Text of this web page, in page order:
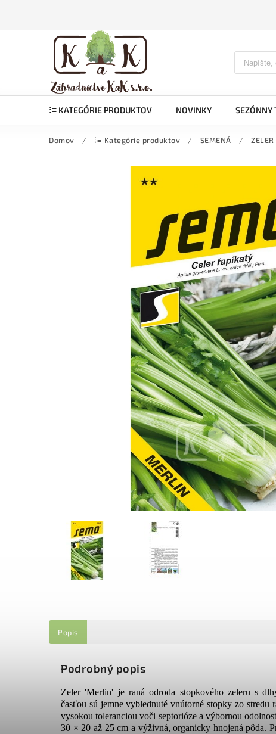
⁞≡ KATEGÓRIE PRODUKTOV NOVINKY SEZÓNNY
Domov / ⁞≡ Kategórie produktov / SEMENÁ /
Popis
Podrobný popis
Zeler 'Merlin' je raná odroda stopkového zeleru s
časťou sú jemne vyblednuté vnútorné stopky zo stredu
vysokou toleranciou voči septorióze a výbornou
30 × 20 až 25 cm a výživná, organicky hnojená pôda.